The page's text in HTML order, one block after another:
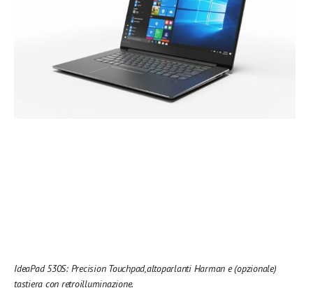
IdeaPad 530S: Precision Touchpad,altoparlanti Harman e (opzionale)
tastiera con retroilluminazione.